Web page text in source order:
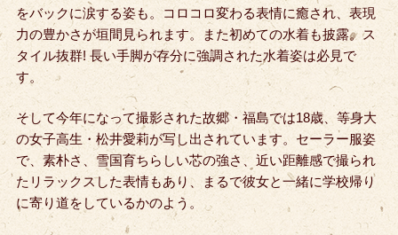
をバックに涙する姿も。コロコロ変わる表情に癒され、表現
力の豊かさが垣間見られます。また初めての水着も披露。ス
タイル抜群! 長い手脚が存分に強調された水着姿は必見で
す。
そして今年になって撮影された故郷・福島では18歳、等身大
の女子高生・松井愛莉が写し出されています。セーラー服姿
で、素朴さ、雪国育ちらしい芯の強さ、近い距離感で撮られ
たリラックスした表情もあり、まるで彼女と一緒に学校帰り
に寄り道をしているかのよう。